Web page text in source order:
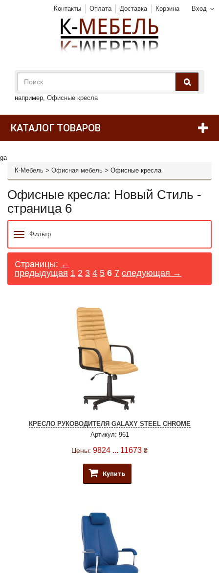
Вход
Контакты Оплата Доставка Корзина
например, Офисные кресла
КАТАЛОГ ТОВАРОВ
ga
К-Мебель > Офисная мебель > Офисные кресла
Офисные кресла: Новый Стиль -
страница 6
Фильтр
Страницы: ←
предыдущая 1 2 3 4 5 6 7 следующая →
КРЕСЛО РУКОВОДИТЕЛЯ GALAXY STEEL CHROME
Артикул: 961
Цены: 9824 ... 11673 ₴
Купить